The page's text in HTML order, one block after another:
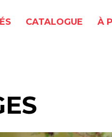
CATALOGUE À